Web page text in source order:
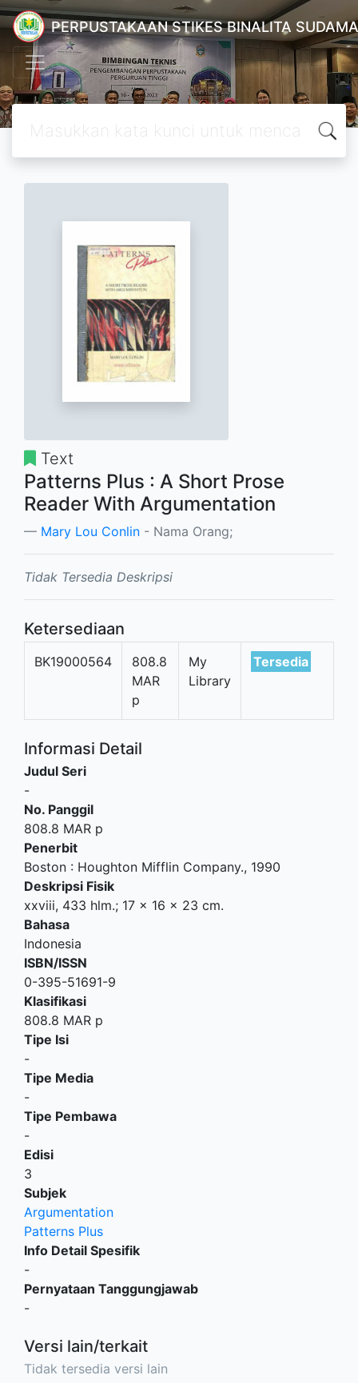
PERPUSTAKAAN STIKES BINALITA
Text
Patterns Plus : A Short Prose
Reader With Argumentation
Mary Lou Conlin - Nama Orang;
Tidak Tersedia Deskripsi
Ketersediaan
BK19000564
808.8
MAR
p
My
Library
Tersedia
Informasi Detail
Judul Seri
-
No. Panggil
808.8 MAR p
Penerbit
Boston : Houghton Mifflin Company., 1990
Deskripsi Fisik
xxviii, 433 hlm.; 17 x 16 x 23 cm.
Bahasa
Indonesia
ISBN/ISSN
0-395-51691-9
Klasifikasi
808.8 MAR p
Tipe Isi
-
Tipe Media
-
Tipe Pembawa
-
Edisi
3
Subjek
Argumentation
Patterns Plus
Info Detail Spesifik
-
Pernyataan Tanggungjawab
-
Versi lain/terkait
Tidak tersedia versi lain